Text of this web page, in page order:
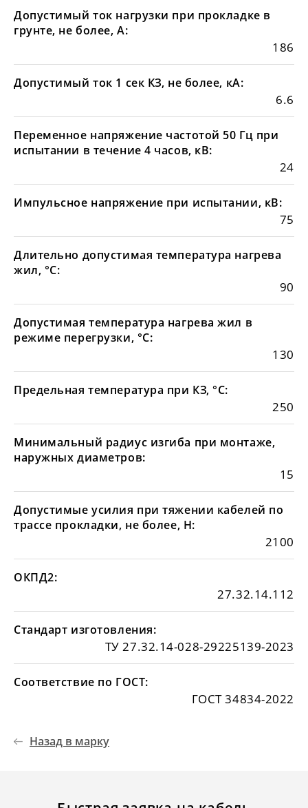
Допустимый ток нагрузки при прокладке в
грунте, не более, А:
186
Допустимый ток 1 сек КЗ, не более, кА:
6.6
Переменное напряжение частотой 50 Гц при
испытании в течение 4 часов, кВ:
24
Импульсное напряжение при испытании, кВ:
75
Длительно допустимая температура нагрева
жил, °С:
90
Допустимая температура нагрева жил в
режиме перегрузки, °С:
130
Предельная температура при КЗ, °С:
250
Минимальный радиус изгиба при монтаже,
наружных диаметров:
15
Допустимые усилия при тяжении кабелей по
трассе прокладки, не более, Н:
2100
ОКПД2:
27.32.14.112
Стандарт изготовления:
ТУ 27.32.14-028-29225139-2023
Соответствие по ГОСТ:
ГОСТ 34834-2022
Назад в марку